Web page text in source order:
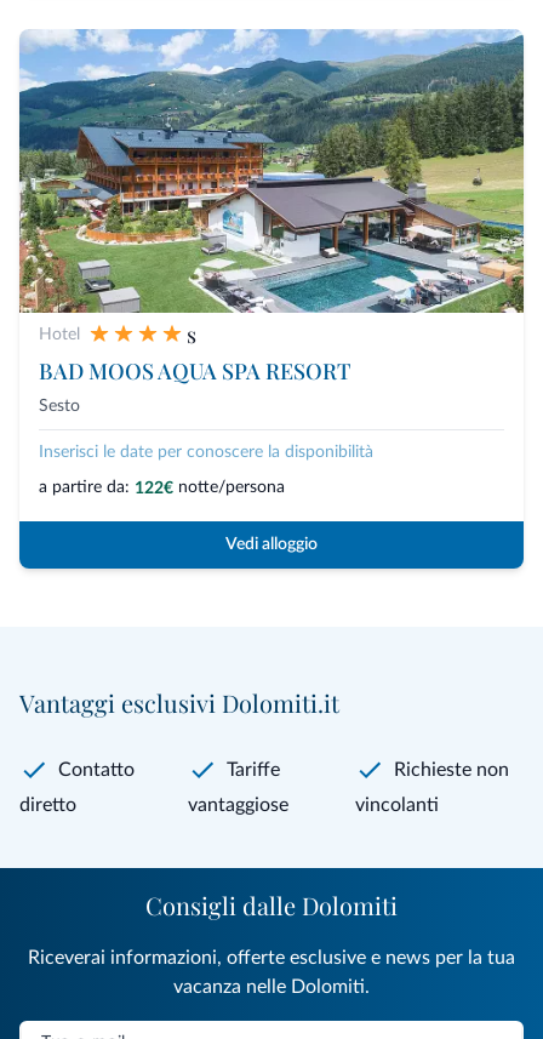
Hotel
s
BAD MOOS AQUA SPA RESORT
Sesto
Inserisci le date per conoscere la disponibilità
a partire da: 122€ notte/persona
Vedi alloggio
Vantaggi esclusivi Dolomiti.it
Contatto
diretto
Tariffe
vantaggiose
Richieste non
vincolanti
Consigli dalle Dolomiti
Riceverai informazioni, offerte esclusive e news per la tua
vacanza nelle Dolomiti.